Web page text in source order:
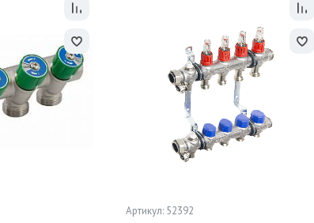
Артикул: 52392